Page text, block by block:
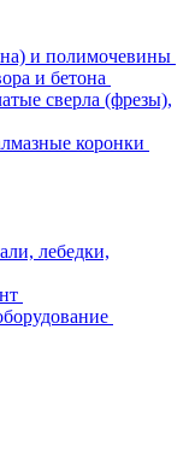
и полимочевины
и бетона
сверла (фрезы),
коронки
лебедки,